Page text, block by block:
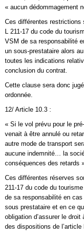
« aucun dédommagement
Ces différentes restrictions
L 211-17 du code du
VSM de sa responsabilité
un sous-prestataire alors
toutes les indications
conclusion du contrat.
Cette clause sera donc
ordonnée.
12/ Article 10.3 :
« Si le vol prévu pour le
venait à être annulé ou
autre mode de transport
aucune indemnité… la
conséquences des retards
Ces différentes réserves
211-17 du code du
de sa responsabilité en
sous prestataire et en ce
obligation d’assurer le
des dispositions de